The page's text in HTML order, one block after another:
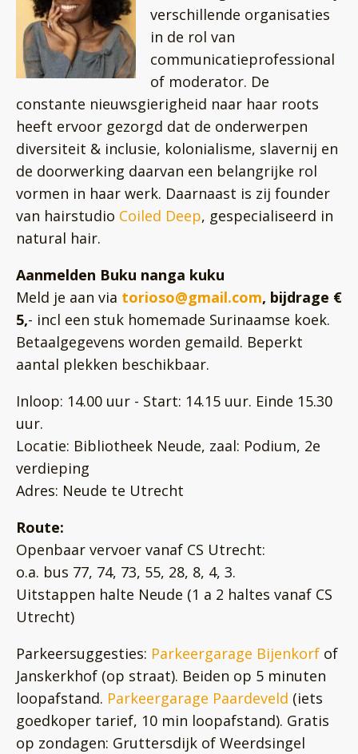
verschillende organisaties
in de rol van
communicatieprofessional
of moderator. De
constante nieuwsgierigheid naar haar roots
heeft ervoor gezorgd dat de onderwerpen
diversiteit & inclusie, kolonialisme, slavernij en
de doorwerking daarvan een belangrijke rol
vormen in haar werk. Daarnaast is zij founder
van hairstudio Coiled Deep, gespecialiseerd in
natural hair.
Aanmelden Buku nanga kuku
Meld je aan via torioso@gmail.com, bijdrage €
5,- incl een stuk homemade Surinaamse koek.
Betaalgegevens worden gemaild. Beperkt
aantal plekken beschikbaar.
Inloop: 14.00 uur - Start: 14.15 uur. Einde 15.30
uur.
Locatie: Bibliotheek Neude, zaal: Podium, 2e
verdieping
Adres: Neude te Utrecht
Route:
Openbaar vervoer vanaf CS Utrecht:
o.a. bus 77, 74, 73, 55, 28, 8, 4, 3.
Uitstappen halte Neude (1 a 2 haltes vanaf CS
Utrecht)
Parkeersuggesties: Parkeergarage Bijenkorf of
Janskerkhof (op straat). Beiden op 5 minuten
loopafstand. Parkeergarage Paardeveld (iets
goedkoper tarief, 10 min loopafstand). Gratis
op zondagen: Gruttersdijk of Weerdsingel